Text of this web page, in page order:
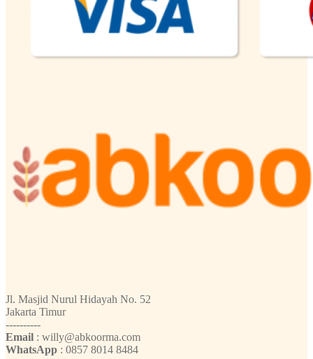
Jl. Masjid Nurul Hidayah No. 52
Jakarta Timur
----------
Email : willy@abkoorma.com
WhatsApp : 0857 8014 8484